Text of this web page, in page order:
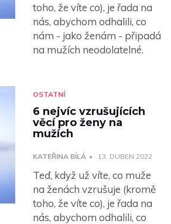
toho, že víte co), je řada na
nás, abychom odhalili, co
nám - jako ženám - připadá
na mužích neodolatelné.
OSTATNÍ
6 nejvíc vzrušujících
věcí pro ženy na
mužích
KATEŘINA BÍLÁ 13. DUBEN 2022
Teď, když už víte, co muže
na ženách vzrušuje (kromě
toho, že víte co), je řada na
nás, abychom odhalili, co